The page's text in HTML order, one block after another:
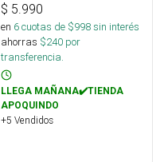
$ 5.990
en 6cuotas de $998sin interés
ahorras $240 por
transferencia.
LLEGA MAÑANA✔️TIENDA
APOQUINDO
+5 Vendidos